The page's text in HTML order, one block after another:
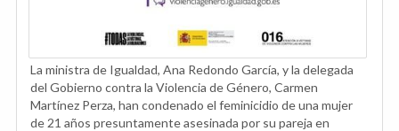
La ministra de Igualdad, Ana Redondo García, y la delegada
del Gobierno contra la Violencia de Género, Carmen
Martínez Perza, han condenado el feminicidio de una mujer
de 21 años presuntamente asesinada por su pareja en